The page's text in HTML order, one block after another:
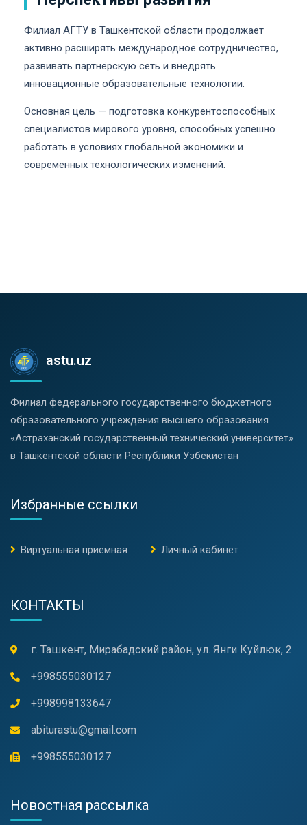
Филиал АГТУ в Ташкентской области продолжает
активно расширять международное сотрудничество,
развивать партнёрскую сеть и внедрять
инновационные образовательные технологии.
Основная цель — подготовка конкурентоспособных
специалистов мирового уровня, способных успешно
работать в условиях глобальной экономики и
современных технологических изменений.
astu.uz
Филиал федерального государственного бюджетного
образовательного учреждения высшего образования
«Астраханский государственный технический университет»
в Ташкентской области Республики Узбекистан
Избранные ссылки
Виртуальная приемная Личный кабинет
КОНТАКТЫ
г. Ташкент, Мирабадский район, ул. Янги Куйлюк, 2
+998555030127
+998998133647
abiturastu@gmail.com
+998555030127
Новостная рассылка